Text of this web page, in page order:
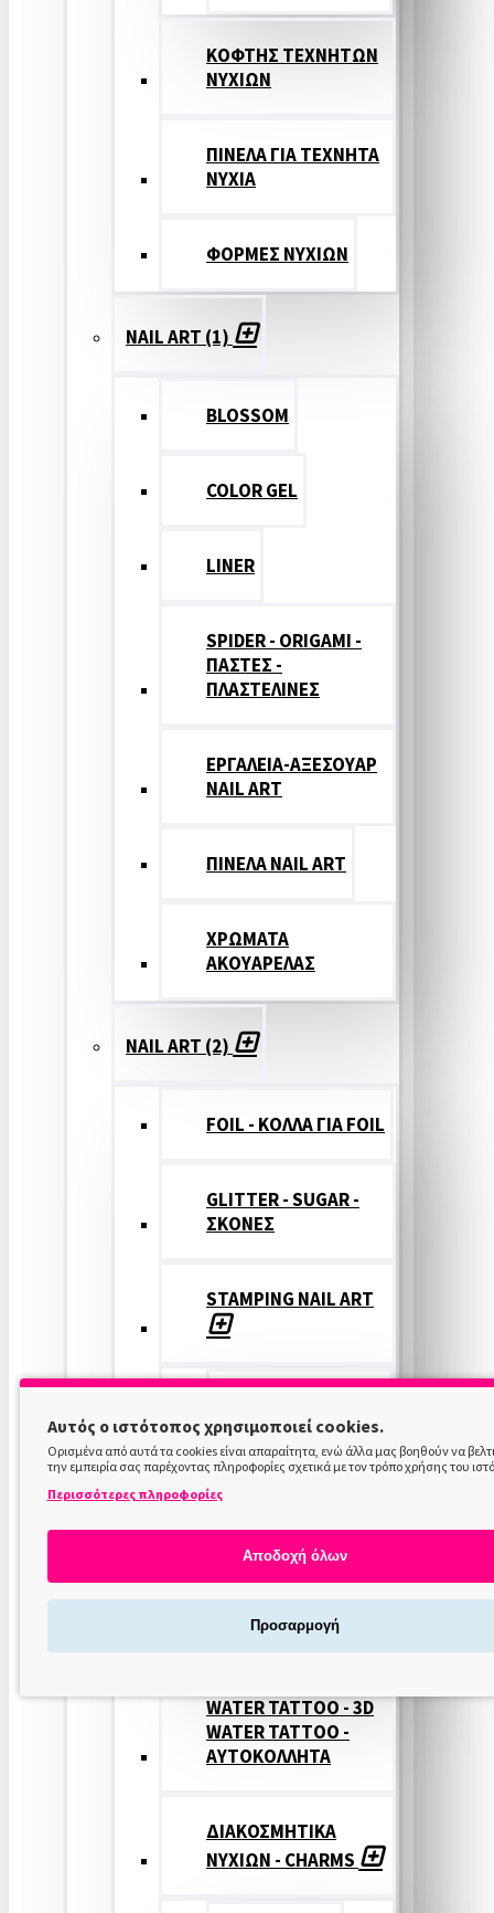
ΚΟΦΤΗΣ ΤΕΧΝΗΤΩΝ
ΝΥΧΙΩΝ
ΠΙΝΕΛΑ ΓΙΑ ΤΕΧΝΗΤΑ
ΝΥΧΙΑ
ΦΟΡΜΕΣ ΝΥΧΙΩΝ
NAIL ART (1)
BLOSSOM
COLOR GEL
LINER
SPIDER - ORIGAMI -
ΠΑΣΤΕΣ -
ΠΛΑΣΤΕΛΙΝΕΣ
ΕΡΓΑΛΕΙΑ-ΑΞΕΣΟΥΑΡ
NAIL ART
ΠΙΝΕΛΑ NAIL ART
ΧΡΩΜΑΤΑ
ΑΚΟΥΑΡΕΛΑΣ
NAIL ART (2)
FOIL - ΚΟΛΛΑ ΓΙΑ FOIL
GLITTER - SUGAR -
ΣΚΟΝΕΣ
STAMPING NAIL ART
COLOR
ΝΥΧΙΩΝ
ΣΦΡΑΓΙΔΕΣ
ΝΥΧΙΩΝ
WATER TATTOO - 3D
WATER TATTOO -
ΑΥΤΟΚΟΛΛΗΤΑ
ΔΙΑΚΟΣΜΗΤΙΚΑ
ΝΥΧΙΩΝ - CHARMS
Αυτός ο ιστότοπος χρησιμοποιεί cookies.
Ορισμένα από αυτά τα cookies είναι απαραίτητα, ενώ άλλα μας βοηθούν να
την εμπειρία σας παρέχοντας πληροφορίες σχετικά με τον τρόπο χρήσης του
Περισσότερες πληροφορίες
Αποδοχή όλων
Προσαρμογή